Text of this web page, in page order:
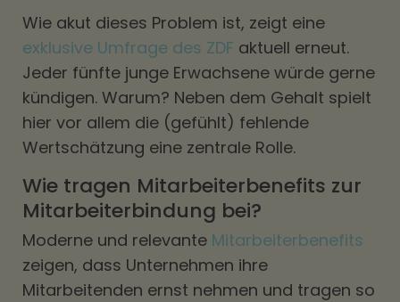
Wie akut dieses Problem ist, zeigt eine
exklusive Umfrage des ZDF aktuell erneut.
Jeder fünfte junge Erwachsene würde gerne
kündigen. Warum? Neben dem Gehalt spielt
hier vor allem die (gefühlt) fehlende
Wertschätzung eine zentrale Rolle.
Wie tragen Mitarbeiterbenefits zur
Mitarbeiterbindung bei?
Moderne und relevante Mitarbeiterbenefits
zeigen, dass Unternehmen ihre
Mitarbeitenden ernst nehmen und tragen so